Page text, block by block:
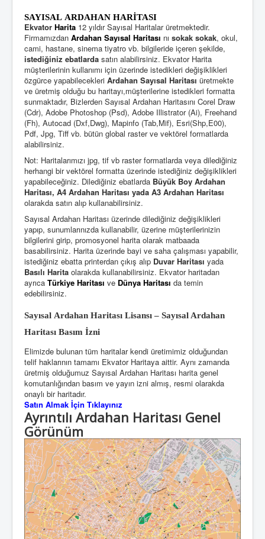
SAYISAL ARDAHAN HARİTASI
Ekvator Harita 12 yıldır Sayısal Haritalar üretmektedir.
Firmamızdan Ardahan Sayısal Haritası nı sokak sokak, okul,
cami, hastane, sinema tiyatro vb. bilgileride içeren şekilde,
istediğiniz ebatlarda satın alabilirsiniz. Ekvator Harita
müşterilerinin kullanımı için üzerinde istedikleri değişiklikleri
özgürce yapabilecekleri Ardahan Sayısal Haritası üretmekte
ve üretmiş olduğu bu haritayı,müşterilerine istedikleri formatta
sunmaktadır, Bizlerden Sayısal Ardahan Haritasını Corel Draw
(Cdr), Adobe Photoshop (Psd), Adobe Illistrator (Ai), Freehand
(Fh), Autocad (Dxf,Dwg), Mapinfo (Tab,Mif), Esri(Shp,E00),
Pdf, Jpg, Tiff vb. bütün global raster ve vektörel formatlarda
alabilirsiniz.
Not: Haritalarımızı jpg, tif vb raster formatlarda veya dilediğiniz
herhangi bir vektörel formatta üzerinde istediğiniz değişiklikleri
yapabileceğiniz. Dilediğiniz ebatlarda Büyük Boy Ardahan
Haritası, A4 Ardahan Haritası yada A3 Ardahan Haritası
olarakda satın alıp kullanabilirsiniz.
Sayısal Ardahan Haritası üzerinde dilediğiniz değişiklikleri
yapıp, sunumlarınızda kullanabilir, üzerine müşterilerinizin
bilgilerini girip, promosyonel harita olarak matbaada
basabilirsiniz. Harita üzerinde bayi ve saha çalışması yapabilir,
istediğiniz ebatta printerdan çıkış alıp Duvar Haritası yada
Basılı Harita olarakda kullanabilirsiniz. Ekvator haritadan
ayrıca Türkiye Haritası ve Dünya Haritası da temin
edebilirsiniz.
Sayısal Ardahan Haritası Lisansı – Sayısal Ardahan
Haritası Basım İzni
Elimizde bulunan tüm haritalar kendi üretimimiz olduğundan
telif haklarının tamamı Ekvator Haritaya aittir. Aynı zamanda
üretmiş olduğumuz Sayısal Ardahan Haritası harita genel
komutanlığından basım ve yayın izni almış, resmi olarakda
onaylı bir haritadır.
Satın Almak İçin Tıklayınız
Ayrıntılı Ardahan Haritası Genel
Görünüm